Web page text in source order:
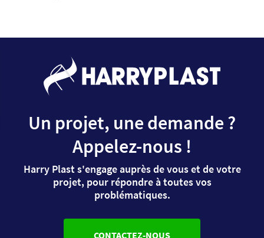
Un projet, une demande ?
Appelez-nous !
Harry Plast s'engage auprès de vous et de votre
projet, pour répondre à toutes vos
problématiques.
CONTACTEZ-NOUS